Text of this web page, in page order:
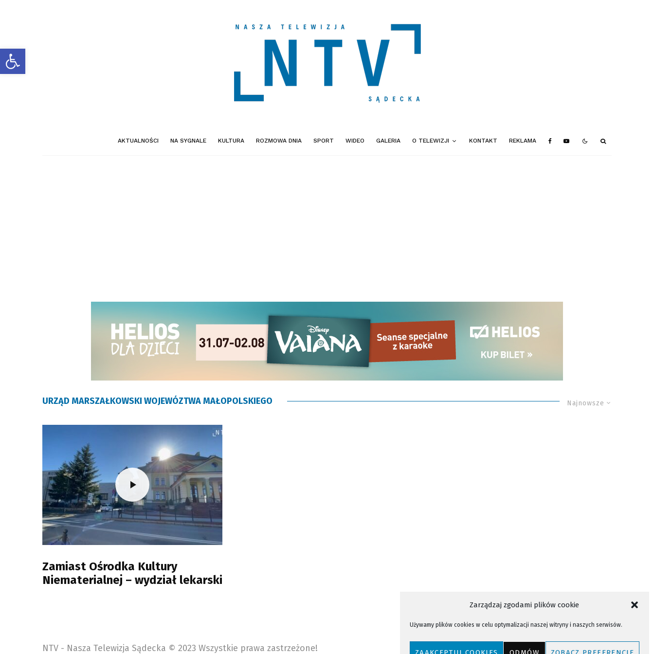
Otwórz pasek narzędzi
Zarządzaj zgodami plików cookie
Używamy plików cookies w celu optymalizacji naszej witryny i naszych serwisów.
AKTUALNOŚCI NA SYGNALE KULTURA ROZMOWA DNIA SPORT WIDEO GALERIA O TELEWIZJI KONTAKT REKLAMA
Najnowsze
URZĄD MARSZAŁKOWSKI WOJEWÓZTWA MAŁOPOLSKIEGO
Zamiast Ośrodka Kultury
Niematerialnej – wydział lekarski
NTV - Nasza Telewizja Sądecka © 2023 Wszystkie prawa zastrzeżone!